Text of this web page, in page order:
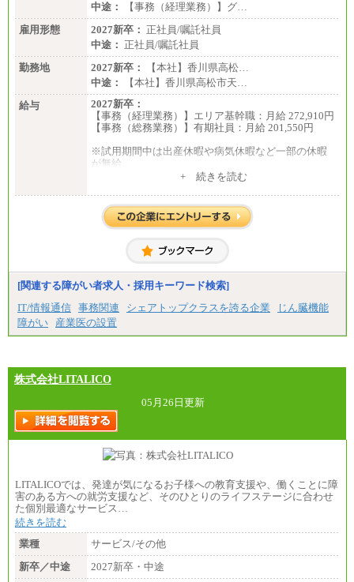
中途：
【事務（経理業務）】グ…
雇用形態
2027新卒： 正社員/嘱託社員
中途： 正社員/嘱託社員
勤務地
2027新卒：
【本社】香川県高松…
中途：
【本社】香川県高松市天…
給与
2027新卒：
【事務（経理業務）】エリア基幹職：月給 272,910円
【事務（総務業務）】有期社員：月給 201,550円
※試用期間中は出産休暇や病気休暇など一部の休暇
が無給
円
【事務（総務業務）】有期社員 ：月給 201,550円
+ 続きを読む
[関連する障がい者求人・採用キーワード検索]
IT/情報通信 事務関連 シェアトップクラスを誇る企業
じん臓機能
障がい
産業医の設置
株式会社LITALICO
05月26日更新
LITALICOでは、発達が気になるお子様への教育支援や、働くことに障
害のある方への就労支援など、そのひとりのライフステージに合わせ
た個別最適なサービス…
続きを読む
業種
サービス/その他
新卒／中途
2027新卒・中途